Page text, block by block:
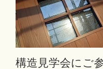
構造見学会にご